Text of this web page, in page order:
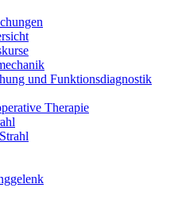
und Funktionsdiagnostik
Therapie